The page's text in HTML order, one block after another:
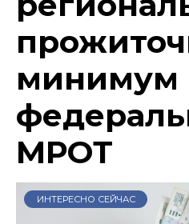
минимум
МРОТ
ИНТЕРЕСНО СЕЙЧАС